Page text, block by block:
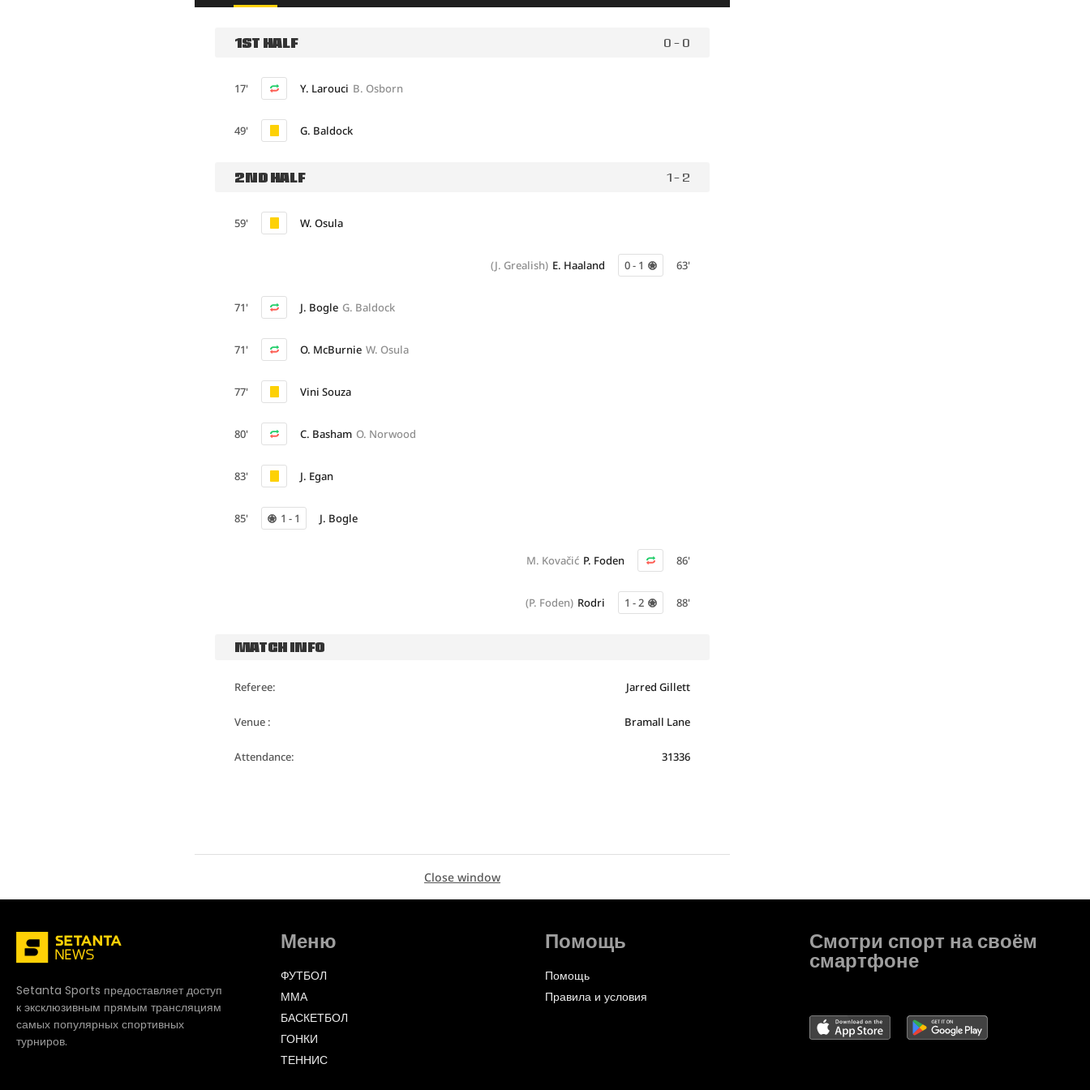
1ST HALF 0 - 0
17' Y. Larouci B. Osborn
49' G. Baldock
2ND HALF 1 - 2
59' W. Osula
63'
0 - 1
E. Haaland
(J. Grealish)
71' J. Bogle G. Baldock
71' O. McBurnie W. Osula
77' Vini Souza
80' C. Basham O. Norwood
83' J. Egan
85' 1 - 1 J. Bogle
86'
P. Foden
M. Kovačić
88'
1 - 2
Rodri
(P. Foden)
MATCH INFO
Referee: Jarred Gillett
Venue : Bramall Lane
Attendance: 31336
Close window
Setanta Sports предоставляет доступ
к эксклюзивным прямым трансляциям
самых популярных спортивных
турниров.
Меню
ФУТБОЛ
ММА
БАСКЕТБОЛ
ГОНКИ
ТЕННИС
Помощь
Помощь
Правила и условия
Смотри спорт на своём
смартфоне